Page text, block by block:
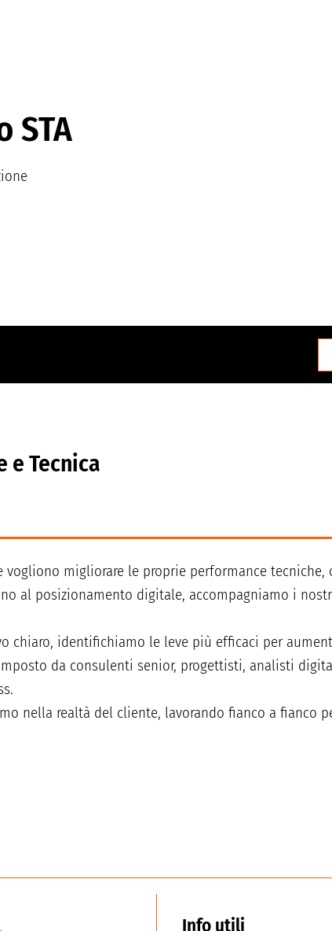
STA
e Tecnica
vogliono migliorare le proprie performance
al posizionamento digitale, accompagniamo i
chiaro, identifichiamo le leve più efficaci per
da consulenti senior, progettisti, analisti
nella realtà del cliente, lavorando fianco a fianco
Info utili